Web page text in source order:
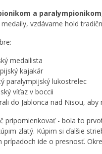
a paralympionikom
vzdávame hold
medailista
kajakár
paralympijský lukostrelec
víťaz v boccii
do Jablonca nad Nisou,
pripomienkovať - bola to
zlatý. Kúpim si ďalšie
ide o presnosť.